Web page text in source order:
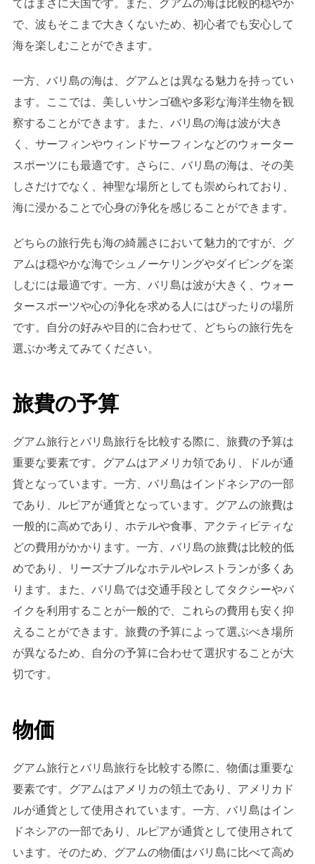
てはまさに天国です。また、グアムの海は比較的穏やか
で、波もそこまで大きくないため、初心者でも安心して
海を楽しむことができます。
一方、バリ島の海は、グアムとは異なる魅力を持ってい
ます。ここでは、美しいサンゴ礁や多彩な海洋生物を観
察することができます。また、バリ島の海は波が大き
く、サーフィンやウィンドサーフィンなどのウォーター
スポーツにも最適です。さらに、バリ島の海は、その美
しさだけでなく、神聖な場所としても崇められており、
海に浸かることで心身の浄化を感じることができます。
どちらの旅行先も海の綺麗さにおいて魅力的ですが、グ
アムは穏やかな海でシュノーケリングやダイビングを楽
しむには最適です。一方、バリ島は波が大きく、ウォー
タースポーツや心の浄化を求める人にはぴったりの場所
です。自分の好みや目的に合わせて、どちらの旅行先を
選ぶか考えてみてください。
旅費の予算
グアム旅行とバリ島旅行を比較する際に、旅費の予算は
重要な要素です。グアムはアメリカ領であり、ドルが通
貨となっています。一方、バリ島はインドネシアの一部
であり、ルピアが通貨となっています。グアムの旅費は
一般的に高めであり、ホテルや食事、アクティビティな
どの費用がかかります。一方、バリ島の旅費は比較的低
めであり、リーズナブルなホテルやレストランが多くあ
ります。また、バリ島では交通手段としてタクシーやバ
イクを利用することが一般的で、これらの費用も安く抑
えることができます。旅費の予算によって選ぶべき場所
が異なるため、自分の予算に合わせて選択することが大
切です。
物価
グアム旅行とバリ島旅行を比較する際に、物価は重要な
要素です。グアムはアメリカの領土であり、アメリカド
ルが通貨として使用されています。一方、バリ島はイン
ドネシアの一部であり、ルピアが通貨として使用されて
います。そのため、グアムの物価はバリ島に比べて高め